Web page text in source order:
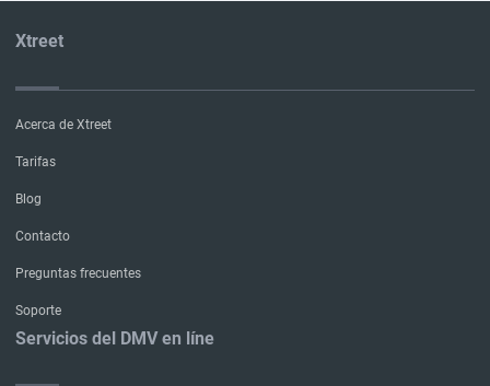
Xtreet
Acerca de Xtreet
Tarifas
Blog
Contacto
Preguntas frecuentes
Soporte
Servicios del DMV en líne